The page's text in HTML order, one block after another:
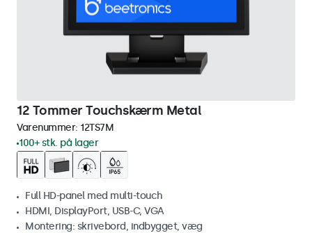
12 Tommer Touchskærm Metal
Varenummer: 12TS7M
100+ stk. på lager
Full HD-panel med multi-touch
HDMI, DisplayPort, USB-C, VGA
Montering: skrivebord, indbygget, væg